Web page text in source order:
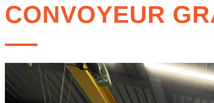
CONVOYEUR